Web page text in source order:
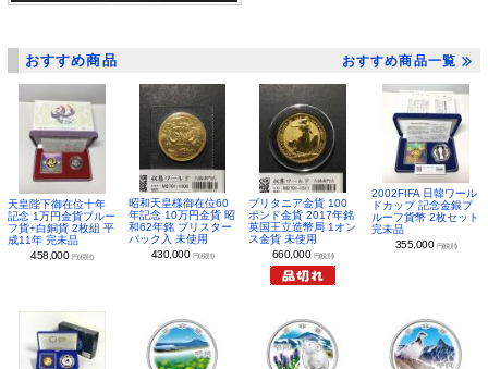
おすすめ商品 おすすめ商品一覧
天皇陛下御在位十年
記念 1万円金貨プルー
フ貨+白銅貨 2枚組 平
成11年 完未品
458,000 円(税別)
昭和天皇様御在位60
年記念 10万円金貨 昭
和62年銘 ブリスター
パック入 未使用
430,000 円(税別)
ブリタニア金貨 100
ポンド金貨 2017年銘
英国王立造幣局 1オン
ス金貨 未使用
660,000 円(税別)
2002FIFA 日韓ワール
ドカップ 記念金銀プ
ルーフ貨幣 2枚セット
完未品
355,000 円(税別)